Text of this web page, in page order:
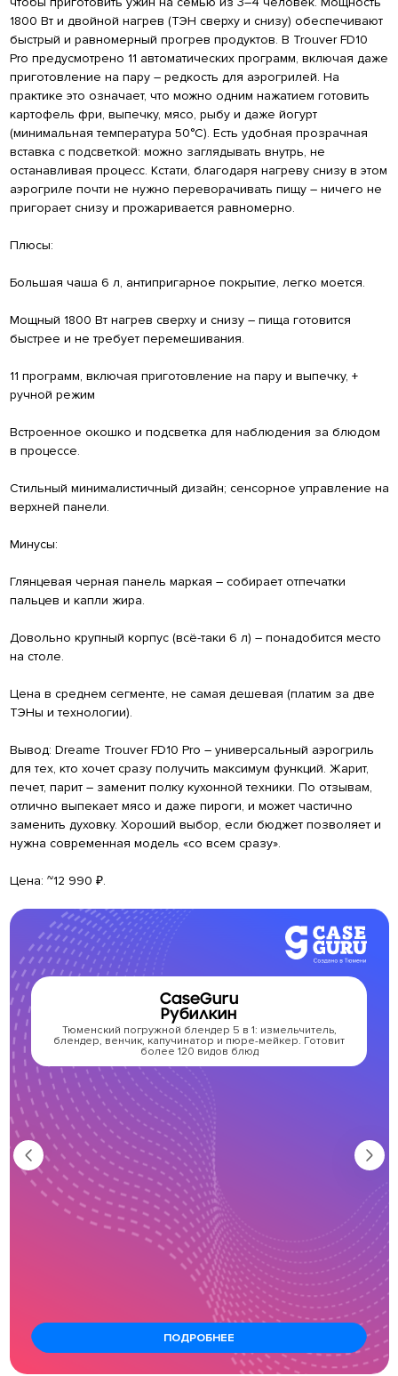
1800 Вт и двойной нагрев (ТЭН сверху и снизу) обеспечивают
быстрый и равномерный прогрев продуктов. В Trouver FD10
Pro предусмотрено 11 автоматических программ, включая даже
приготовление на пару – редкость для аэрогрилей. На
практике это означает, что можно одним нажатием готовить
картофель фри, выпечку, мясо, рыбу и даже йогурт
(минимальная температура 50°С). Есть удобная прозрачная
вставка с подсветкой: можно заглядывать внутрь, не
останавливая процесс. Кстати, благодаря нагреву снизу в этом
аэрогриле почти не нужно переворачивать пищу – ничего не
пригорает снизу и прожаривается равномерно.
Плюсы:
Большая чаша 6 л, антипригарное покрытие, легко моется.
Мощный 1800 Вт нагрев сверху и снизу – пища готовится
быстрее и не требует перемешивания.
11 программ, включая приготовление на пару и выпечку, +
ручной режим
Встроенное окошко и подсветка для наблюдения за блюдом
в процессе.
Стильный минималистичный дизайн; сенсорное управление на
верхней панели.
Минусы:
Глянцевая черная панель маркая – собирает отпечатки
пальцев и капли жира.
Довольно крупный корпус (всё-таки 6 л) – понадобится место
на столе.
Цена в среднем сегменте, не самая дешевая (платим за две
ТЭНы и технологии).
Вывод: Dreame Trouver FD10 Pro – универсальный аэрогриль
для тех, кто хочет сразу получить максимум функций. Жарит,
печет, парит – заменит полку кухонной техники. По отзывам,
отлично выпекает мясо и даже пироги, и может частично
заменить духовку. Хороший выбор, если бюджет позволяет и
нужна современная модель «со всем сразу».
Цена: ~12 990 ₽.
CaseGuru
Рубилкин
Тюменский погружной блендер 5 в 1: измельчитель,
блендер, венчик, капучинатор и пюре-мейкер. Готовит
более 120 видов блюд
ПОДРОБНЕЕ